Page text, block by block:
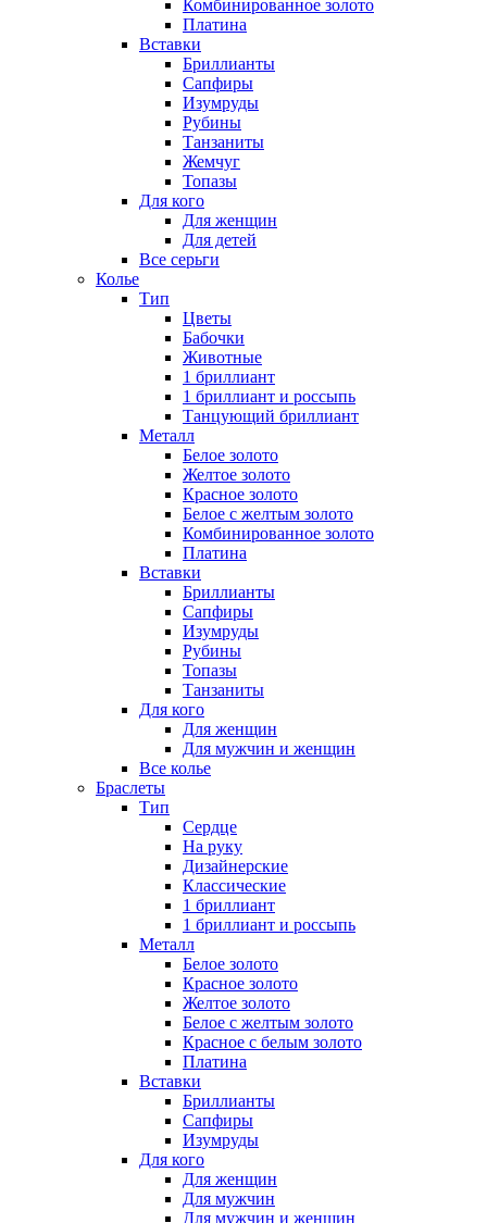
Комбинированное золото
Платина
Вставки
Бриллианты
Сапфиры
Изумруды
Рубины
Танзаниты
Жемчуг
Топазы
Для кого
Для женщин
Для детей
Все серьги
Колье
Тип
Цветы
Бабочки
Животные
1 бриллиант
1 бриллиант и россыпь
Танцующий бриллиант
Металл
Белое золото
Желтое золото
Красное золото
Белое с желтым золото
Комбинированное золото
Платина
Вставки
Бриллианты
Сапфиры
Изумруды
Рубины
Топазы
Танзаниты
Для кого
Для женщин
Для мужчин и женщин
Все колье
Браслеты
Тип
Сердце
На руку
Дизайнерские
Классические
1 бриллиант
1 бриллиант и россыпь
Металл
Белое золото
Красное золото
Желтое золото
Белое с желтым золото
Красное с белым золото
Платина
Вставки
Бриллианты
Сапфиры
Изумруды
Для кого
Для женщин
Для мужчин
Для мужчин и женщин